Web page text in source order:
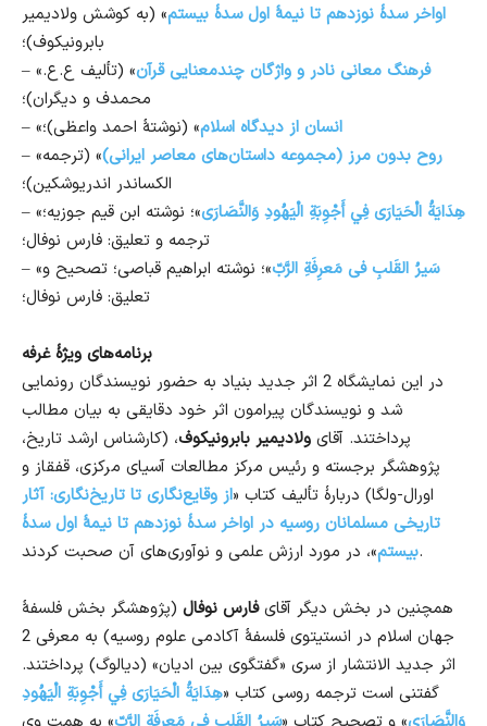
اواخر سدهٔ نوزدهم تا نیمهٔ اول سدهٔ بیستم» (به کوشش ولادیمیر
بابرونیکوف)؛
– «
فرهنگ معانی نادر و واژگان چندمعنایی قرآن» (تألیف ع.ع.
محمدف و دیگران)؛
– «
انسان از دیدگاه اسلام» (نوشتهٔ احمد واعظی)؛
– «
روح بدون مرز (مجموعه داستان‌های معاصر ایرانی)» (ترجمه
الکساندر اندریوشکین)؛
– «
هِدَايَةُ الْحَيَارَى فِي أَجْوِبَةِ الْيَهُودِ وَالنَّصَارَى»؛ نوشته ابن قیم جوزیه؛
ترجمه و تعلیق: فارس نوفال؛
– «
سَیرُ القَلبِ فی مَعرِفَةِ الرَّبّ»؛ نوشته ابراهیم قباصی؛ تصحیح و
تعلیق: فارس نوفال؛
برنامه‌های ویژهٔ غرفه
در این نمایشگاه 2 اثر جدید بنیاد به حضور نویسندگان رونمایی
شد و نویسندگان پیرامون اثر خود دقایقی به بیان مطالب
پرداختند. آقای ولادیمیر بابرونیکوف، (کارشناس ارشد تاریخ،
پژوهشگر برجسته و رئیس مرکز مطالعات آسیای مرکزی، قفقاز و
اورال-ولگا) دربارهٔ تألیف کتاب «از وقایع‌نگاری تا تاریخ‌نگاری: آثار
تاریخی مسلمانان روسیه در اواخر سدهٔ نوزدهم تا نیمهٔ اول سدهٔ
بیستم»، در مورد ارزش علمی و نوآوری‌های آن صحبت کردند.
همچنین در بخش دیگر آقایفارس نوفال (پژوهشگر بخش فلسفهٔ
جهان اسلام در انستیتوی فلسفهٔ آکادمی علوم روسیه) به معرفی 2
اثر جدید الانتشار از سری «گفتگوی بین ادیان» (دیالوگ) پرداختند.
گفتنی است ترجمه روسی کتاب «هِدَايَةُ الْحَيَارَى فِي أَجْوِبَةِ الْيَهُودِ